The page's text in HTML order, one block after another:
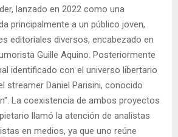
lanzado en 2022 como una
principalmente a un público joven,
editoriales diversos, encabezado en
Guille Aquino. Posteriormente
identificado con el universo libertario
streamer Daniel Parisini, conocido
La coexistencia de ambos proyectos
llamó la atención de analistas
en medios, ya que uno reúne